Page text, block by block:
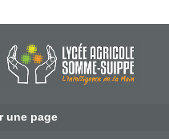
une page